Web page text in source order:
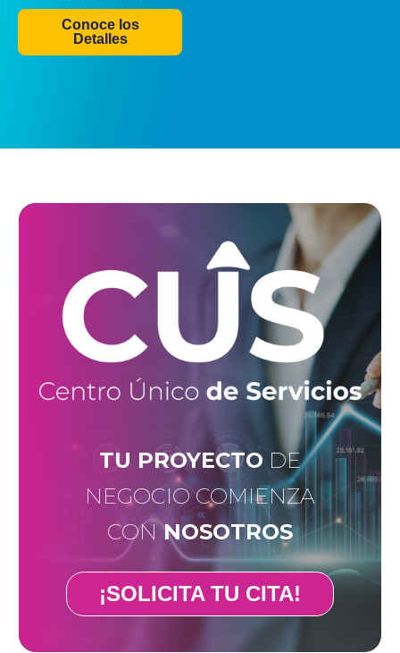
Conoce los
Detalles
TU PROYECTODE
NEGOCIO COMIENZA
CONNOSOTROS
¡SOLICITA TU CITA!